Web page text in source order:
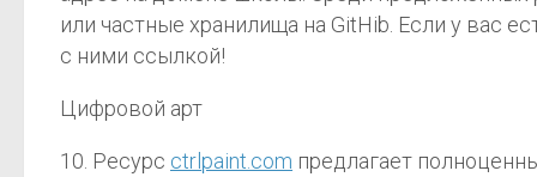
или частные хранилища на GitHib. Если у вас
с ними ссылкой!
Цифровой арт
10. Ресурс ctrlpaint.com предлагает